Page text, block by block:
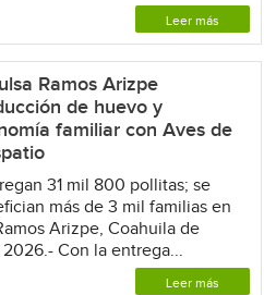
Leer más
Ramos Arizpe
de huevo y
familiar con Aves de
31 mil 800 pollitas; se
más de 3 mil familias en
Arizpe, Coahuila de
Con la entrega...
Leer más